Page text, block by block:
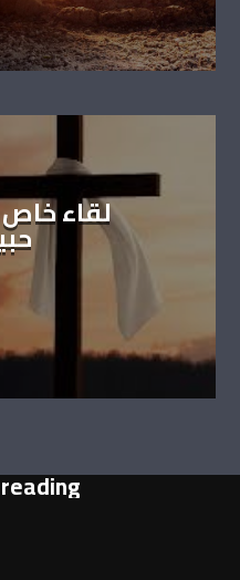
لقاء خاص